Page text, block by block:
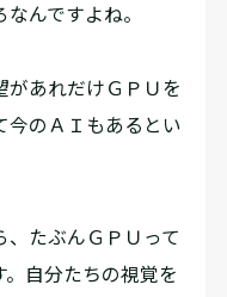
んですよね。
あれだけＧＰＵを
今のＡＩもあるとい
たぶんＧＰＵって
自分たちの視覚を